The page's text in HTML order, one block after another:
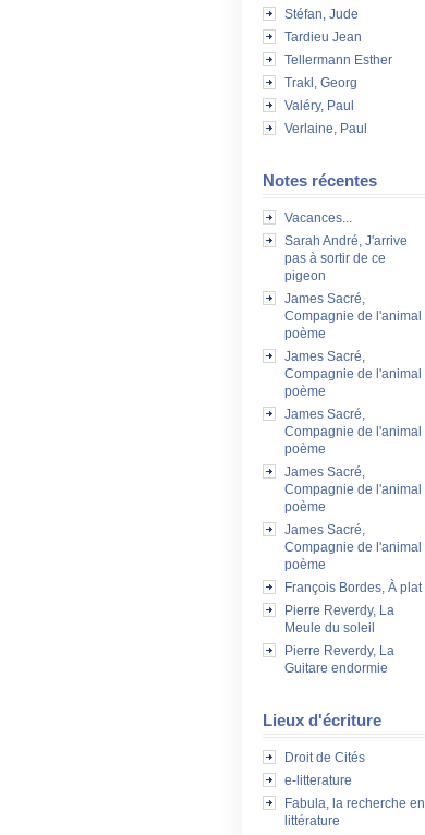
Stéfan, Jude
Tardieu Jean
Tellermann Esther
Trakl, Georg
Valéry, Paul
Verlaine, Paul
Notes récentes
Vacances...
Sarah André, J'arrive
pas à sortir de ce
pigeon
James Sacré,
Compagnie de l'animal
poème
James Sacré,
Compagnie de l'animal
poème
James Sacré,
Compagnie de l'animal
poème
James Sacré,
Compagnie de l'animal
poème
James Sacré,
Compagnie de l'animal
poème
François Bordes, À plat
Pierre Reverdy, La
Meule du soleil
Pierre Reverdy, La
Guitare endormie
Lieux d'écriture
Droit de Cités
e-litterature
Fabula, la recherche en
littérature